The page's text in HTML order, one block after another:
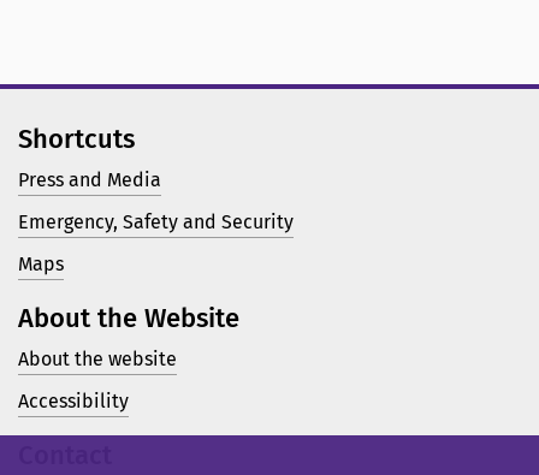
Shortcuts
Press and Media
Emergency, Safety and Security
Maps
About the Website
About the website
Accessibility